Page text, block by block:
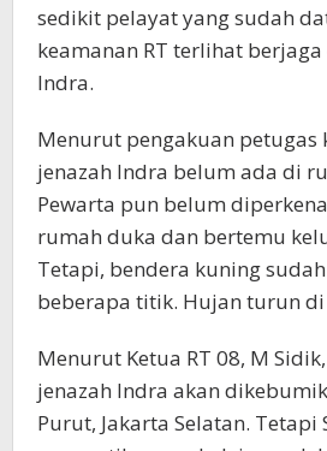
sedikit pelayat yang sudah
keamanan RT terlihat
Indra.
Menurut pengakuan petugas
jenazah Indra belum ada di
Pewarta pun belum
rumah duka dan bertemu
Tetapi, bendera kuning
beberapa titik. Hujan turun
Menurut Ketua RT 08, M
jenazah Indra akan
Purut, Jakarta Selatan. Tetapi